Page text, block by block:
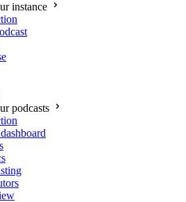
instance
podcasts